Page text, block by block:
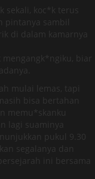
sekali, koc*k terus
pintanya sambil
di dalam kamarnya
mengangk*ngiku, biar
mulai lemas, tapi
bisa bertahan
memu*skanku
lagi suaminya
pukul 9.30
segalanya dan
ini bersama